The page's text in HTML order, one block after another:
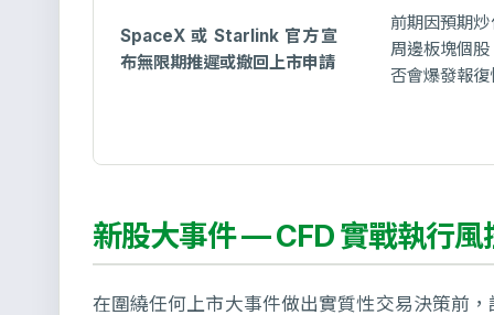
SpaceX 或 Starlink 官方宣
布無限期推遲或撤回上市申請
前期因預期
周邊板塊個
否會爆發報
新股大事件 — CFD 實戰執行風
在圍繞任何上市大事件做出實質性交易決策前